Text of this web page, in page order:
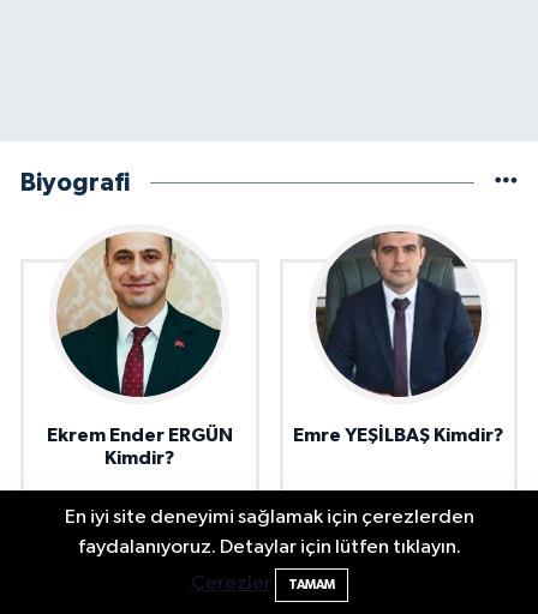
Biyografi
Ekrem Ender ERGÜN
Kimdir?
Emre YEŞİLBAŞ Kimdir?
En iyi site deneyimi sağlamak için çerezlerden
faydalanıyoruz. Detaylar için lütfen tıklayın.
Çerezler
TAMAM
2 Buzağı Hediyeli Bal Festivalinde Hande
Ünsal Sahne Alacak